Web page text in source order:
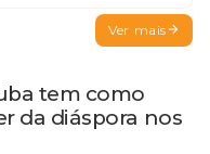
Ver mais
tem como
da diáspora nos